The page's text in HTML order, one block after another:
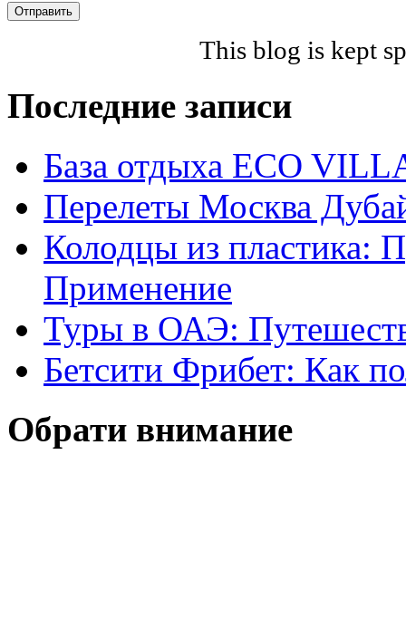
This blog is kept
Последние записи
База отдыха ECO
Перелеты Москва
Колодцы из пластика:
Применение
Туры в ОАЭ:
Бетсити Фрибет: Как
Обрати внимание